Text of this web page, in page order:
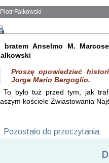
Piotr Falkowski
bratem Anselmo M.
Proszę opowiedzieć
Jorge Mario Bergoglio.
To było tuż przed tym, jak
kościele Zwiastowania
Pozostało do przeczytania: